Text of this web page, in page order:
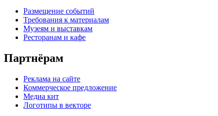
Размещение событий
Требования к материалам
Музеям и выставкам
Ресторанам и кафе
Партнёрам
Реклама на сайте
Коммерческое предложение
Медиа кит
Логотипы в векторе